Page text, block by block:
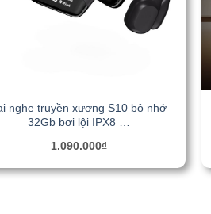
nghe truyền xương S10 bộ nhớ
32Gb bơi lội IPX8 …
1.090.000₫